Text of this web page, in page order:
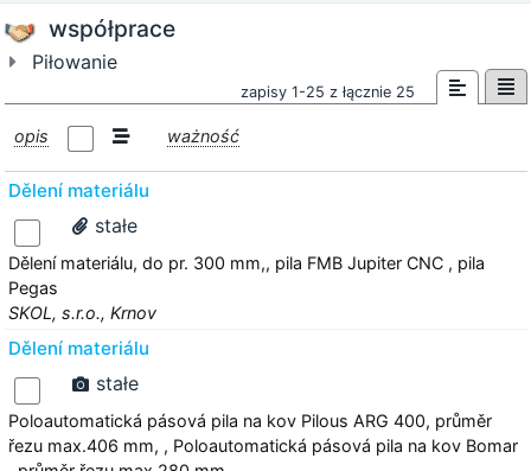
współprace
Piłowanie
zapisy 1-25 z łącznie 25
opis ważność
Dělení materiálu
stałe
Dělení materiálu, do pr. 300 mm,, pila FMB Jupiter CNC , pila
Pegas
SKOL, s.r.o., Krnov
Dělení materiálu
stałe
Poloautomatická pásová pila na kov Pilous ARG 400, průměr
řezu max.406 mm, , Poloautomatická pásová pila na kov Bomar